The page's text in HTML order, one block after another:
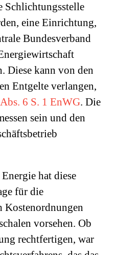
Schlichtungsstelle
eine Einrichtung,
Bundesverband
Diese kann von den
Entgelte verlangen,
6 S. 1 EnWG. Die
sein und den
hat diese
für die
Kostenordnungen
vorsehen. Ob
rechtfertigen, war